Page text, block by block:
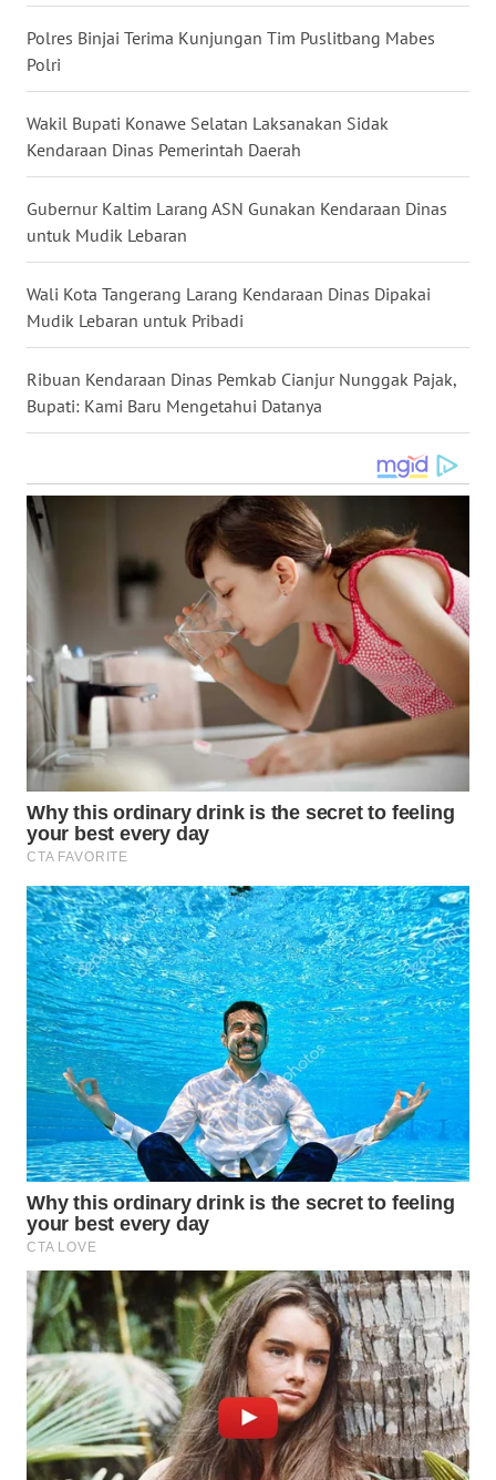
Polres Binjai Terima Kunjungan Tim Puslitbang Mabes
Polri
Wakil Bupati Konawe Selatan Laksanakan Sidak
Kendaraan Dinas Pemerintah Daerah
Gubernur Kaltim Larang ASN Gunakan Kendaraan Dinas
untuk Mudik Lebaran
Wali Kota Tangerang Larang Kendaraan Dinas Dipakai
Mudik Lebaran untuk Pribadi
Ribuan Kendaraan Dinas Pemkab Cianjur Nunggak Pajak,
Bupati: Kami Baru Mengetahui Datanya
WN
NUSANTARA
JOGJA
JATIM
BALI
KALBAR
WN
KALTARA
WN
KALTIM
WN
SULSEL
WN
WN
SULUT
WN
MALUKU
WN
MALUT
WN
DAIRI
WN
DANAU
TOBA
WN
NIAS
WN
LANGKAT